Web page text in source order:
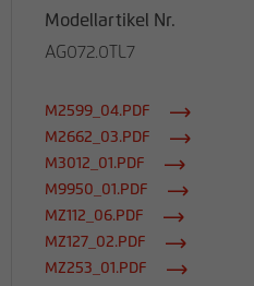
Modellartikel Nr.
AG072.0TL7
M2599_04.PDF
M2662_03.PDF
M3012_01.PDF
M9950_01.PDF
MZ112_06.PDF
MZ127_02.PDF
MZ253_01.PDF